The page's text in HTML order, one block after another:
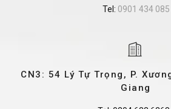
Tel: 0901 434 085
CN3: 54 Lý Tự Trọng, P.
Giang